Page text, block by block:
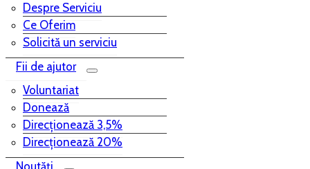
Despre Serviciu
Ce Oferim
Solicită un serviciu
Fii de ajutor
Voluntariat
Donează
Direcționează 3,5%
Direcționează 20%
Noutăți